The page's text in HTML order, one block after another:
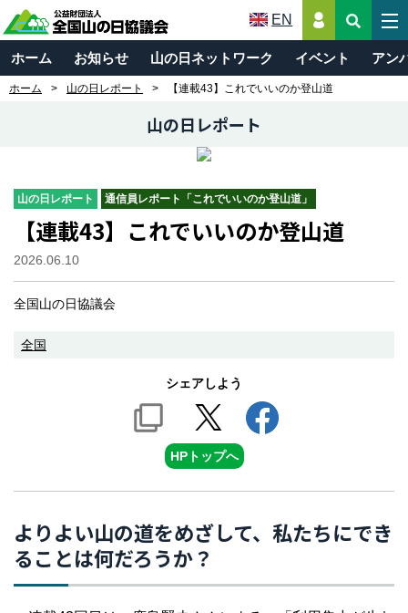
EN
ホーム お知らせ 山の日ネットワーク イベント アン
ホーム 山の日レポート 【連載43】これでいいのか登山道
山の日レポート
山の日レポート 通信員レポート「これでいいのか登山道」
【連載43】これでいいのか登山道
2026.06.10
全国山の日協議会
全国
シェアしよう
HPトップへ
よりよい山の道をめざして、私たちにでき
ることは何だろうか？